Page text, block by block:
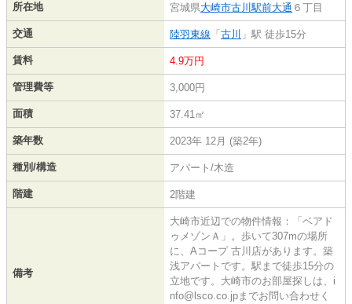
所在地 宮城県大崎市古川駅前大通 ６丁目
交通 陸羽東線 「 古川 」駅 徒歩15分
賃料 4.9万円
管理費等 3,000円
面積 37.41㎡
築年数 2023年 12月 (築2年)
種別/構造 アパート/木造
階建 2階建
備考
大崎市近辺での物件情報：「ベアド
ゥメゾンＡ」。歩いて307mの場所
に、Aコープ 古川店があります。築
浅アパートです。駅まで徒歩15分の
立地です。大崎市のお部屋探しは、i
nfo@lsco.co.jpまでお問い合わせく